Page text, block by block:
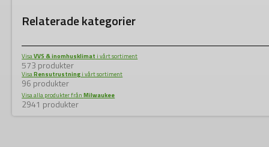
Relaterade kategorier
VisaVVS & inomhusklimat i vårt sortiment
573 produkter
VisaRensutrustning i vårt sortiment
96 produkter
Visa alla produkter frånMilwaukee
2941 produkter